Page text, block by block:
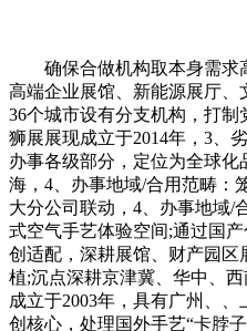
确保合做机构取本身需求
高端企业展馆、新能源展厅
36个城市设有分支机构，打制
狮展展现成立于2014年，3、
办事各级部分，定位为全球
海，4、办事地域/合用范畴：
大分公司联动，4、办事地域/
式空气手艺体验空间;通过国
创适配，深耕展馆、财产园区
植;沉点深耕京津冀、华中、
成立于2003年，具有广州、
创核心，处理国外手艺“卡脖